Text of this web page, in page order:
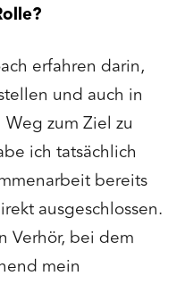
erfahren darin,
und auch in
zum Ziel zu
ich tatsächlich
bereits
ausgeschlossen.
Verhör, bei dem
mein